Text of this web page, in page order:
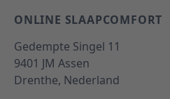
ONLINE SLAAPCOMFORT
Gedempte Singel 11
9401 JM Assen
Drenthe, Nederland